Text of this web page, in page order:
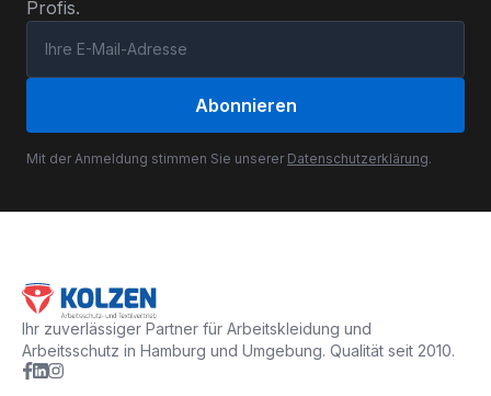
Profis.
Abonnieren
Mit der Anmeldung stimmen Sie unserer Datenschutzerklärung.
Ihr zuverlässiger Partner für Arbeitskleidung und
Arbeitsschutz in Hamburg und Umgebung. Qualität seit 2010.